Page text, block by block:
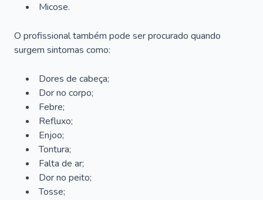
Micose.
O profissional também pode ser procurado quando
surgem sintomas como:
Dores de cabeça;
Dor no corpo;
Febre;
Refluxo;
Enjoo;
Tontura;
Falta de ar;
Dor no peito;
Tosse;